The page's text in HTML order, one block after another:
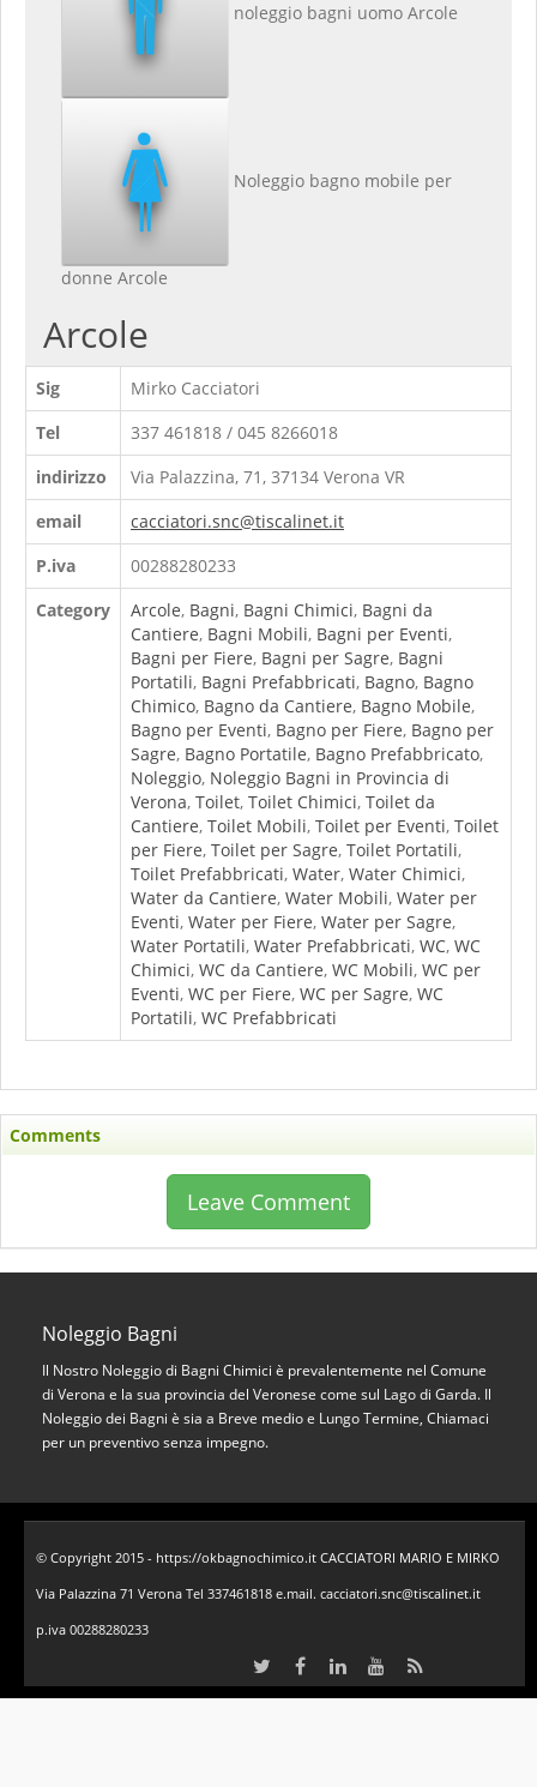
noleggio bagni uomo Arcole
Noleggio bagno mobile per
donne Arcole
Arcole
Sig
Mirko Cacciatori
Tel
337 461818 / 045 8266018
indirizzo
Via Palazzina, 71, 37134 Verona VR
email
cacciatori.snc@tiscalinet.it
P.iva
00288280233
Category
Arcole, Bagni, Bagni Chimici, Bagni da
Cantiere, Bagni Mobili, Bagni per Eventi,
Bagni per Fiere, Bagni per Sagre, Bagni
Portatili, Bagni Prefabbricati, Bagno, Bagno
Chimico, Bagno da Cantiere, Bagno Mobile,
Bagno per Eventi, Bagno per Fiere, Bagno per
Sagre, Bagno Portatile, Bagno Prefabbricato,
Noleggio, Noleggio Bagni in Provincia di
Verona, Toilet, Toilet Chimici, Toilet da
Cantiere, Toilet Mobili, Toilet per Eventi, Toilet
per Fiere, Toilet per Sagre, Toilet Portatili,
Toilet Prefabbricati, Water, Water Chimici,
Water da Cantiere, Water Mobili, Water per
Eventi, Water per Fiere, Water per Sagre,
Water Portatili, Water Prefabbricati, WC, WC
Chimici, WC da Cantiere, WC Mobili, WC per
Eventi, WC per Fiere, WC per Sagre, WC
Portatili, WC Prefabbricati
Comments
Leave Comment
Noleggio Bagni
Il Nostro Noleggio di Bagni Chimici è prevalentemente nel Comune
di Verona e la sua provincia del Veronese come sul Lago di Garda. Il
Noleggio dei Bagni è sia a Breve medio e Lungo Termine, Chiamaci
per un preventivo senza impegno.
© Copyright 2015 - https://okbagnochimico.it CACCIATORI MARIO E MIRKO
Via Palazzina 71 Verona Tel 337461818 e.mail. cacciatori.snc@tiscalinet.it
p.iva 00288280233